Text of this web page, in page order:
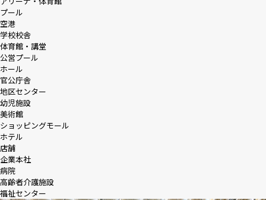
プール
空港
学校校舎
体育館・講堂
公営プール
ホール
官公庁舎
地区センター
幼児施設
美術館
ショッピングモール
ホテル
店舗
企業本社
病院
高齢者介護施設
福祉センター